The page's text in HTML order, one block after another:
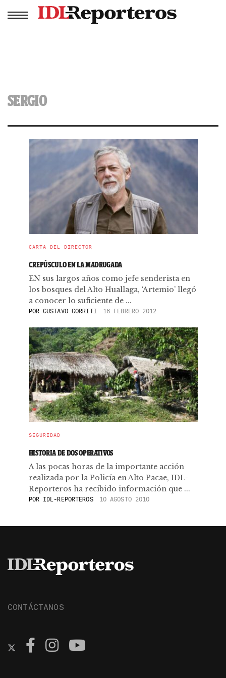
SERGIO
CARTA DEL DIRECTOR
CREPÚSCULO EN LA MADRUGADA
EN sus largos años como jefe senderista en
los bosques del Alto Huallaga, ‘Artemio’ llegó
a conocer lo suficiente de ...
POR GUSTAVO GORRITI 16 FEBRERO 2012
SEGURIDAD
HISTORIA DE DOS OPERATIVOS
A las pocas horas de la importante acción
realizada por la Policía en Alto Pacae, IDL-
Reporteros ha recibido información que ...
POR IDL-REPORTEROS 10 AGOSTO 2010
CONTÁCTANOS